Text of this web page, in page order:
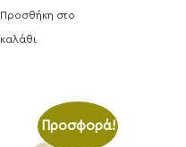
Προσθήκη στο
καλάθι
Προσφορά!